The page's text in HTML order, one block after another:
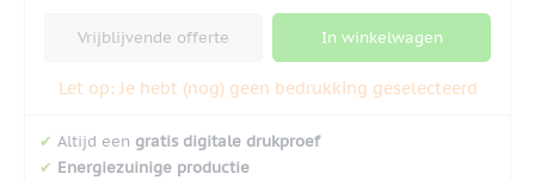
Vrijblijvende offerte In winkelwagen
Let op: Je hebt (nog) geen bedrukking geselecteerd
✔ Altijd een gratis digitale drukproef
✔ Energiezuinige productie